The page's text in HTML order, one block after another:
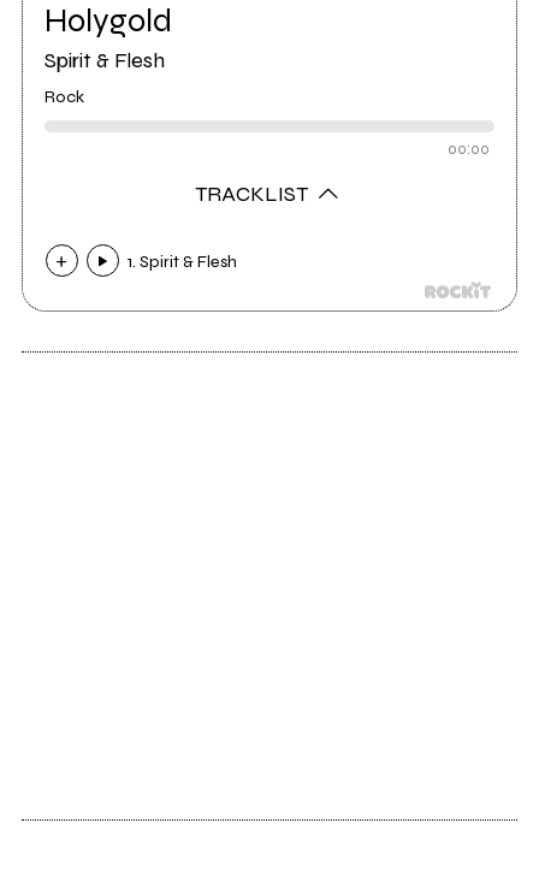
Holygold
Spirit & Flesh
Rock
00:00
TRACKLIST
1. Spirit & Flesh